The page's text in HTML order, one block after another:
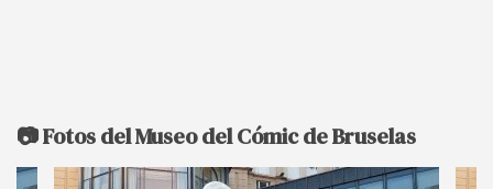
📷 Fotos del Museo del Cómic de Bruselas